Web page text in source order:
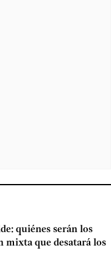
quiénes serán los
mixta que desatará los